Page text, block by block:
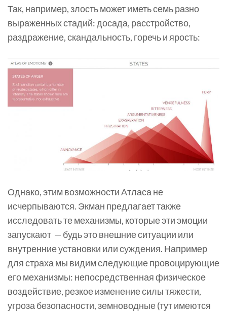
Так, например, злость может иметь семь разно
выраженных стадий: досада, расстройство,
раздражение, скандальность, горечь и ярость:
Однако, этим возможности Атласа не
исчерпываются. Экман предлагает также
исследовать те механизмы, которые эти эмоции
запускают — будь это внешние ситуации или
внутренние установки или суждения. Например
для страха мы видим следующие провоцирующие
его механизмы: непосредственная физическое
воздействие, резкое изменение силы тяжести,
угроза безопасности, земноводные (тут имеются